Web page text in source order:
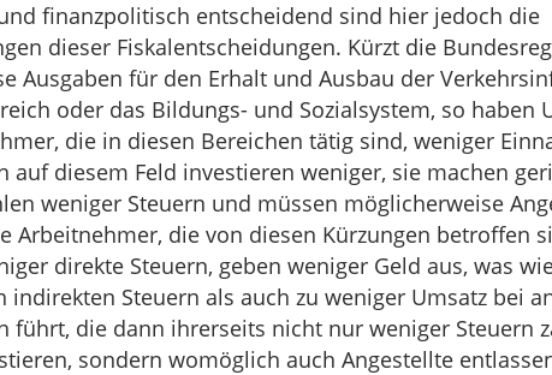
finanzpolitisch entscheidend sind hier jedoch die
dieser Fiskalentscheidungen. Kürzt die
Ausgaben für den Erhalt und Ausbau der
oder das Bildungs- und Sozialsystem, so haben
die in diesen Bereichen tätig sind, weniger
auf diesem Feld investieren weniger, sie machen
weniger Steuern und müssen möglicherweise
Arbeitnehmer, die von diesen Kürzungen betroffen
direkte Steuern, geben weniger Geld aus, was
indirekten Steuern als auch zu weniger Umsatz bei
führt, die dann ihrerseits nicht nur weniger Steuern
sondern womöglich auch Angestellte